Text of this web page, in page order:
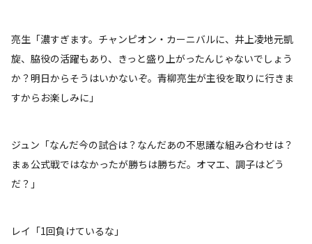
亮生「濃すぎます。チャンピオン・カーニバルに、井上凌地元凱
旋、脇役の活躍もあり、きっと盛り上がったんじゃないでしょう
か？明日からそうはいかないぞ。青柳亮生が主役を取りに行きま
すからお楽しみに」
ジュン「なんだ今の試合は？なんだあの不思議な組み合わせは？
まぁ公式戦ではなかったが勝ちは勝ちだ。オマエ、調子はどう
だ？」
レイ「1回負けているな」